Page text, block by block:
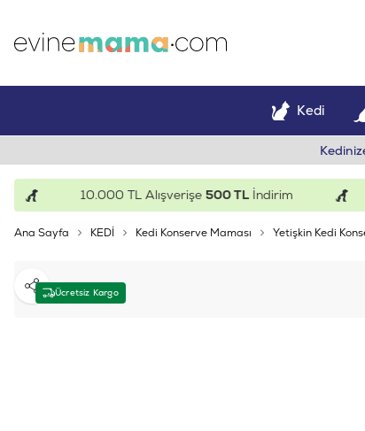
Kedi
10.000 TL Alışverişe500 TLİndirim
Ana Sayfa KEDİ Kedi Konserve Maması Yetişkin Kedi
Ücretsiz Kargo
Paylaş